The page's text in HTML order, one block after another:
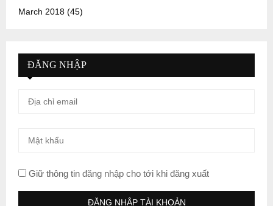
March 2018 (45)
ĐĂNG NHẬP
Giữ thông tin đăng nhập cho tới khi đăng xuất